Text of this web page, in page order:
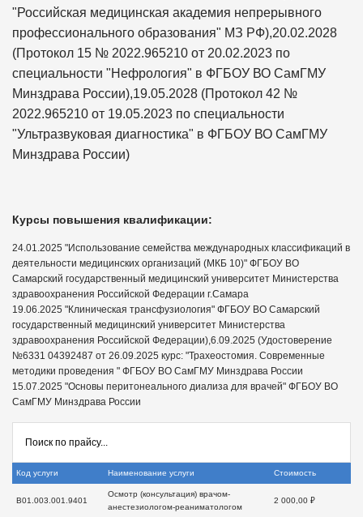
"Российская медицинская академия непрерывного
профессионального образования" МЗ РФ),20.02.2028
(Протокол 15 № 2022.965210 от 20.02.2023 по
специальности "Нефрология" в ФГБОУ ВО СамГМУ
Минздрава России),19.05.2028 (Протокол 42 №
2022.965210 от 19.05.2023 по специальности
"Ультразвуковая диагностика" в ФГБОУ ВО СамГМУ
Минздрава России)
Курсы повышения квалификации:
24.01.2025 "Использование семейства международных классификаций в
деятельности медицинских организаций (МКБ 10)" ФГБОУ ВО
Самарский государственный медицинский университет Министерства
здравоохранения Российской Федерации г.Самара
19.06.2025 "Клиническая трансфузиология" ФГБОУ ВО Самарский
государственный медицинский университет Министерства
здравоохранения Российской Федерации),6.09.2025 (Удостоверение
№6331 04392487 от 26.09.2025 курс: "Трахеостомия. Современные
методики проведения " ФГБОУ ВО СамГМУ Минздрава России
15.07.2025 "Основы перитонеального диализа для врачей" ФГБОУ ВО
СамГМУ Минздрава России
Код услуги Наименование услуги Стоимость
B01.003.001.9401
Осмотр (консультация) врачом-
анестезиологом-реаниматологом
2 000,00 ₽